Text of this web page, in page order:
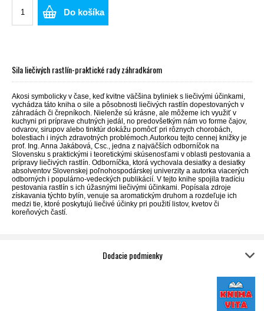
Do košíka
Sila liečivých rastlín-praktické rady záhradkárom
Akosi symbolicky v čase, keď kvitne väčšina byliniek s liečivými účinkami,
vychádza táto kniha o sile a pôsobnosti liečivých rastlín dopestovaných v
záhradách či črepníkoch. Nielenže sú krásne, ale môžeme ich využiť v
kuchyni pri príprave chutných jedál, no predovšetkým nám vo forme čajov,
odvarov, sirupov alebo tinktúr dokážu pomôcť pri rôznych chorobách,
bolestiach i iných zdravotných problémoch.Autorkou tejto cennej knižky je
prof. Ing. Anna Jakábová, Csc., jedna z najväčších odborníčok na
Slovensku s praktickými i teoretickými skúsenosťami v oblasti pestovania a
prípravy liečivých rastlín. Odborníčka, ktorá vychovala desiatky a desiatky
absolventov Slovenskej poľnohospodárskej univerzity a autorka viacerých
odborných i populárno-vedeckých publikácií. V tejto knihe spojila tradíciu
pestovania rastlín s ich úžasnými liečivými účinkami. Popísala zdroje
získavania týchto bylín, venuje sa aromatickým druhom a rozdeľuje ich
medzi tie, ktoré poskytujú liečivé účinky pri použití listov, kvetov či
koreňových častí.
Dodacie podmienky